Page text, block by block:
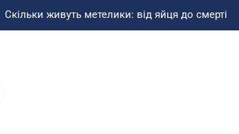
Скільки живуть метелики: від яйця до смерті